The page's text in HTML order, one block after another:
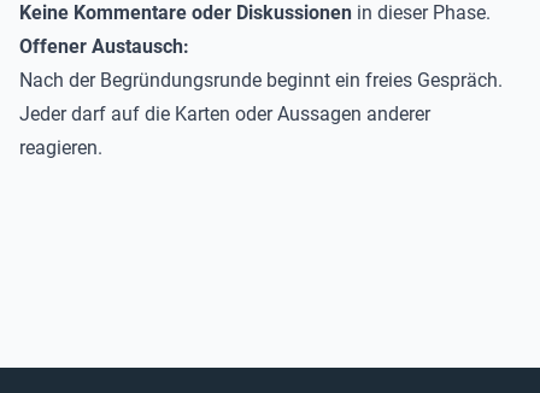
Keine Kommentare oder Diskussionen in dieser Phase.
Offener Austausch:
Nach der Begründungsrunde beginnt ein freies Gespräch.
Jeder darf auf die Karten oder Aussagen anderer
reagieren.